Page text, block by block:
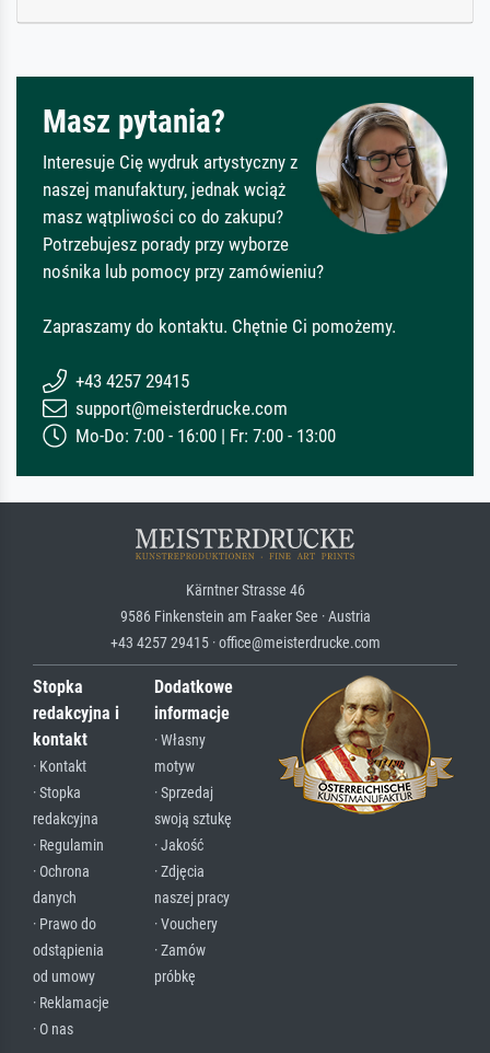
Masz pytania?
Interesuje Cię wydruk artystyczny z
naszej manufaktury, jednak wciąż
masz wątpliwości co do zakupu?
Potrzebujesz porady przy wyborze
nośnika lub pomocy przy zamówieniu?
Zapraszamy do kontaktu. Chętnie Ci pomożemy.
+43 4257 29415
support@meisterdrucke.com
Mo-Do: 7:00 - 16:00 | Fr: 7:00 - 13:00
Kärntner Strasse 46
9586 Finkenstein am Faaker See · Austria
+43 4257 29415 · office@meisterdrucke.com
Stopka
redakcyjna i
kontakt
· Kontakt
· Stopka
redakcyjna
· Regulamin
· Ochrona
danych
· Prawo do
odstąpienia
od umowy
· Reklamacje
· O nas
Dodatkowe
informacje
· Własny
motyw
· Sprzedaj
swoją sztukę
· Jakość
· Zdjęcia
naszej pracy
· Vouchery
· Zamów
próbkę